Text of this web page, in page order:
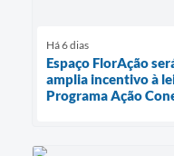
Há 6 dias
Espaço FlorAção
amplia incentivo à
Programa Ação